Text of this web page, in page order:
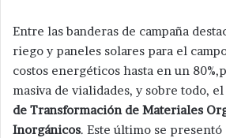
Entre las banderas de campaña
riego y paneles solares para el
costos energéticos hasta en un
masiva de vialidades, y sobre todo,
de Transformación de Materiales
Inorgánicos. Este último se